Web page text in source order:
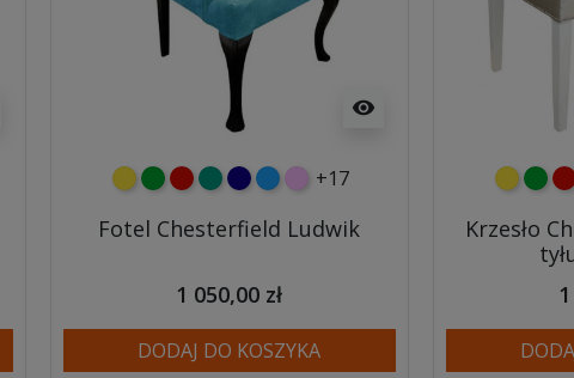
visibility
żółtyzielonyczerwony
turkusowy
granatowy
niebieski
różowy
+17
Fotel Chesterfield Ludwik
1 050,00 zł
DODAJ DO KOSZYKA
żółty
Krzesło